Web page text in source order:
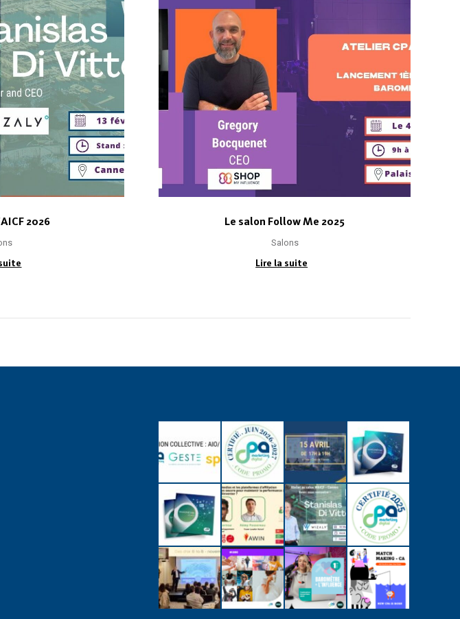
2026 Le salon Follow Me 2025
Salons
Lire la suite